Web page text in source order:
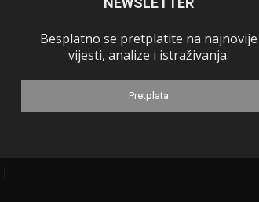
Besplatno se pretplatite na najnovije
vijesti, analize i istraživanja.
Pretplata
|